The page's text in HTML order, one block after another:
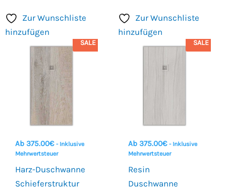
Zur Wunschliste
hinzufügen
SALE
Ab 375.00€ - Inklusive
Mehrwertsteuer
Harz-Duschwanne
Schieferstruktur
Zur Wunschliste
hinzufügen
SALE
Ab 375.00€ - Inklusive
Mehrwertsteuer
Resin
Duschwanne